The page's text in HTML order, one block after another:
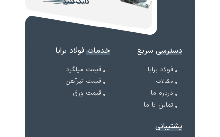
کلیک کنید
دسترسی سریع
فولاد برابا
مقالات
درباره ما
تماس با ما
خدمات فولاد برابا
قیمت میلگرد
قیمت تیرآهن
قیمت ورق
پشتیبانی